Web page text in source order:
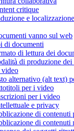
critique
e
vanno sul web
di documenti
di lettura dei
di produzione dei
video
alternativo (alt text)
per i video
per i video
e privacy
di
di